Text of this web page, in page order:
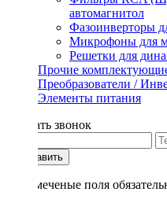
автомагнитол
Фазоинверторы
Микрофоны для
Решетки для
Прочие
Преобразователи /
Элементы питания
Заказать звонок
Отправить
* - отмеченые поля